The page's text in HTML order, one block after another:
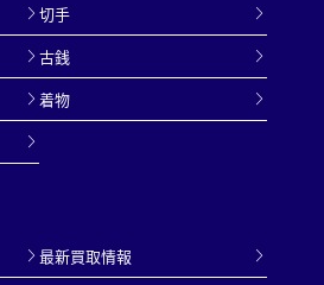
切手
古銭
着物
最新買取情報